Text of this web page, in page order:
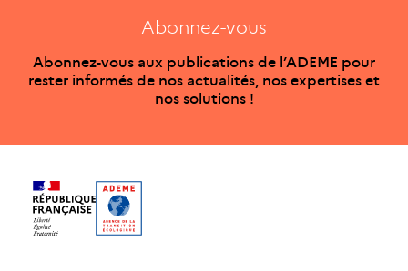
Abonnez-vous
Abonnez-vous aux publications de l’ADEME pour
rester informés de nos actualités, nos expertises et
nos solutions !